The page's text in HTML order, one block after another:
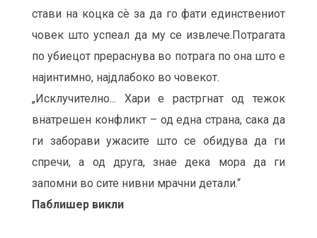
стави на коцка сѐ за да го фати единствениот
човек што успеал да му се извлече.Потрагата
по убиецот прераснува во потрага по она што е
најинтимно, најдлабоко во човекот.
„Исклучително... Хари е растргнат од тежок
внатрешен конфликт – од една страна, сака да
ги заборави ужасите што се обидува да ги
спречи, а од друга, знае дека мора да ги
запомни во сите нивни мрачни детали.“
Паблишер викли